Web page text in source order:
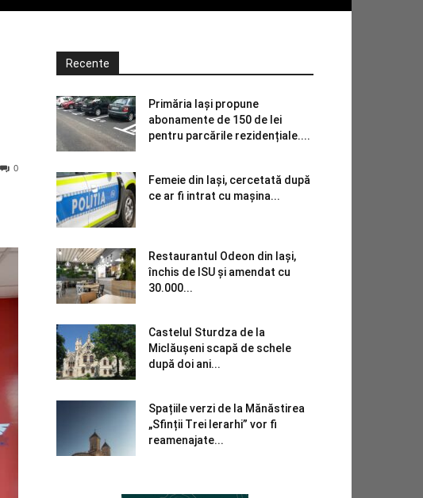
0
Recente
Primăria Iași propune
abonamente de 150 de lei
pentru parcările rezidențiale....
Femeie din Iași, cercetată după
ce ar fi intrat cu mașina...
Restaurantul Odeon din Iași,
închis de ISU și amendat cu
30.000...
Castelul Sturdza de la
Miclăușeni scapă de schele
după doi ani...
Spațiile verzi de la Mănăstirea
„Sfinții Trei Ierarhi” vor fi
reamenajate...